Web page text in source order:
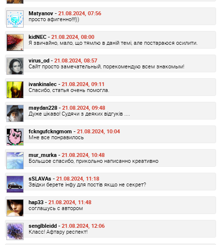
Matyanov - 21.08.2024, 07:56
просто афигенно!!!!))
kidNEC - 21.08.2024, 08:00
Я звичайно, мало, що тямлю в даній темі, але постараюся осилити.
virus_od - 21.08.2024, 08:57
Сайт просто замечательный, порекомендую всем знакомым!
ivankinalec - 21.08.2024, 09:11
Спасибо, статья очень помогла.
maydan228 - 21.08.2024, 09:48
Дуже цікаво! Судячи з деяких відгуків ....
fckngufckngmom - 21.08.2024, 10:04
Мне все понравилось
mur_murka - 21.08.2024, 10:48
Большое спасибо, прикольно написанно креативно
sSLAVAs - 21.08.2024, 11:18
Звідки берете інфу для постів якщо не секрет?
hap33 - 21.08.2024, 11:48
соглашусь с автором
senglbleidd - 21.08.2024, 12:06
Класс! Афтару респект!